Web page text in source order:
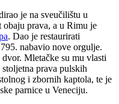
je na sveučilištu u
prava, a u Rimu je
. Dao je restaurirati
nabavio nove orgulje.
Mletačke su mu vlasti
prava pulskih
i zbornih kaptola, te je
parnice u Veneciju.